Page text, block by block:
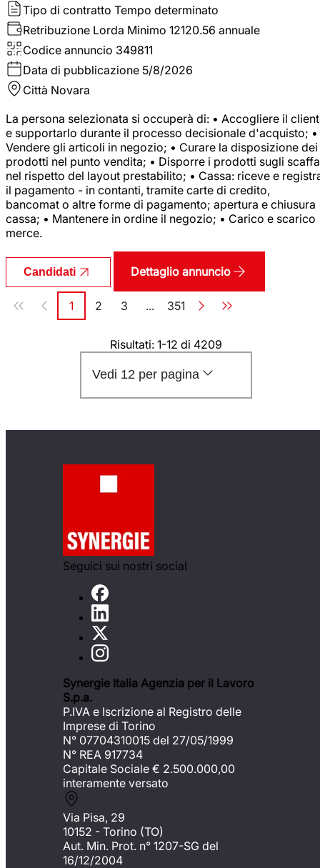
Tipo di contratto Tempo determinato
Retribuzione Lorda Minimo 12120.56 annuale
Codice annuncio 349811
Data di pubblicazione 5/8/2026
Città Novara
La persona selezionata si occuperà di: • Accogliere il
e supportarlo durante il processo decisionale d'acquisto; •
Vendere gli articoli in negozio; • Curare la disposizione dei
prodotti nel punto vendita; • Disporre i prodotti sugli
nel rispetto del layout prestabilito; • Cassa: riceve e
il pagamento - in contanti, tramite carte di credito,
bancomat o altre forme di pagamento; apertura e chiusura
cassa; • Mantenere in ordine il negozio; • Carico e scarico
merce.
Candidati Dettaglio annuncio
Paginazione
Pagina
1 Pagina
2 Pagina
3 ... Pagina
351
Risultati: 1-12 di 4209
Vedi 12 per pagina
Seguici sui nostri social
Synergie Italia Agenzia per il Lavoro
S.p.a.
P.IVA e Iscrizione al Registro delle
Imprese di Torino
N° 07704310015 del 27/05/1999
N° REA 917734
Capitale Sociale € 2.500.000,00
interamente versato
Via Pisa, 29
10152 - Torino (TO)
Aut. Min. Prot. n° 1207-SG del
16/12/2004